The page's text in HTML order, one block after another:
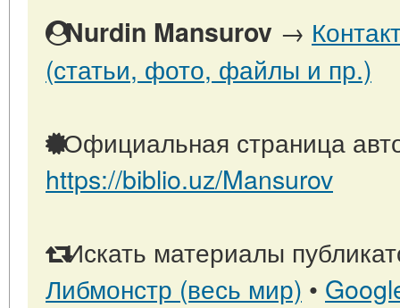
Nurdin Mansurov →
(статьи, фото, файлы и пр.)
Официальная страница
https://biblio.uz/Mansurov
Искать материалы
Либмонстр (весь мир) •